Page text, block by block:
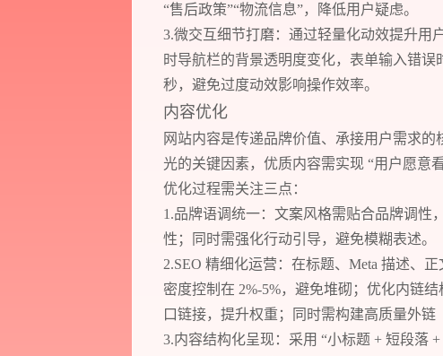
“售后政策”“物流信息”，降低用户疑虑。
3.微交互细节打磨：通过轻量化动效提升用
时导航栏的背景透明度变化，表单输入错
秒，避免过度动效影响操作效率。
内容优化
网站内容是传递品牌价值、承接用户需求
光的关键因素，优质内容需实现 “用户愿意
优化过程需关注三点：
1.品牌语调统一：文案风格需贴合品牌调性
性；同时需强化行动引导，避免模糊表述。
2.SEO 精细化运营：在标题、Meta 描述、
密度控制在 2%-5%，避免堆砌；优化内链
口链接，提升权重；同时需构建高质量外链
3.内容结构化呈现：采用 “小标题 + 短段落